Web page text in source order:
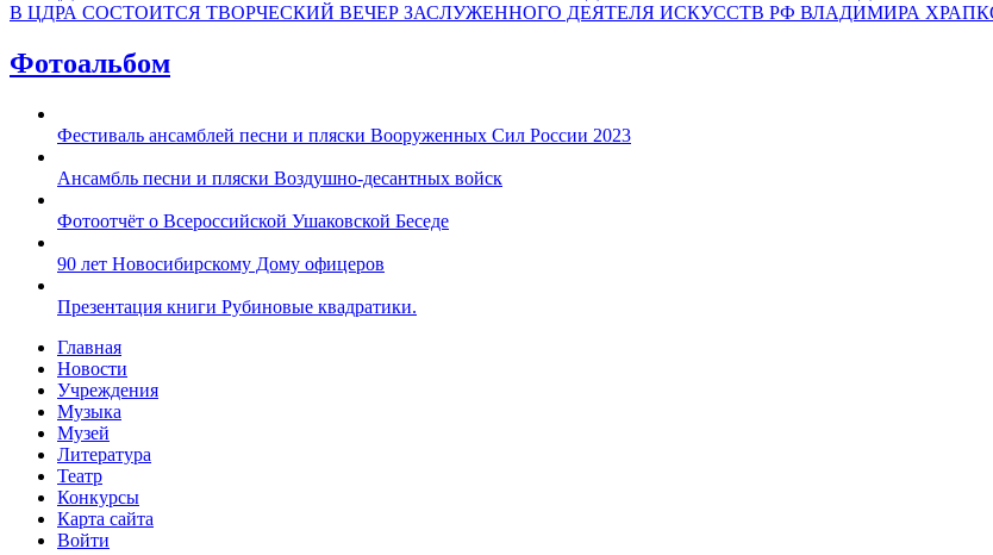
В ЦДРА СОСТОИТСЯ ТВОРЧЕСКИЙ ВЕЧЕР ЗАСЛУЖЕННОГО ДЕЯТЕЛЯ ИСКУССТВ РФ ВЛАДИМИРА
Фотоальбом
Фестиваль ансамблей песни и пляски Вооруженных Сил России 2023
Ансамбль песни и пляски Воздушно-десантных войск
Фотоотчёт о Всероссийской Ушаковской Беседе
90 лет Новосибирскому Дому офицеров
Презентация книги Рубиновые квадратики.
Главная
Новости
Учреждения
Музыка
Музей
Литература
Театр
Конкурсы
Карта сайта
Войти